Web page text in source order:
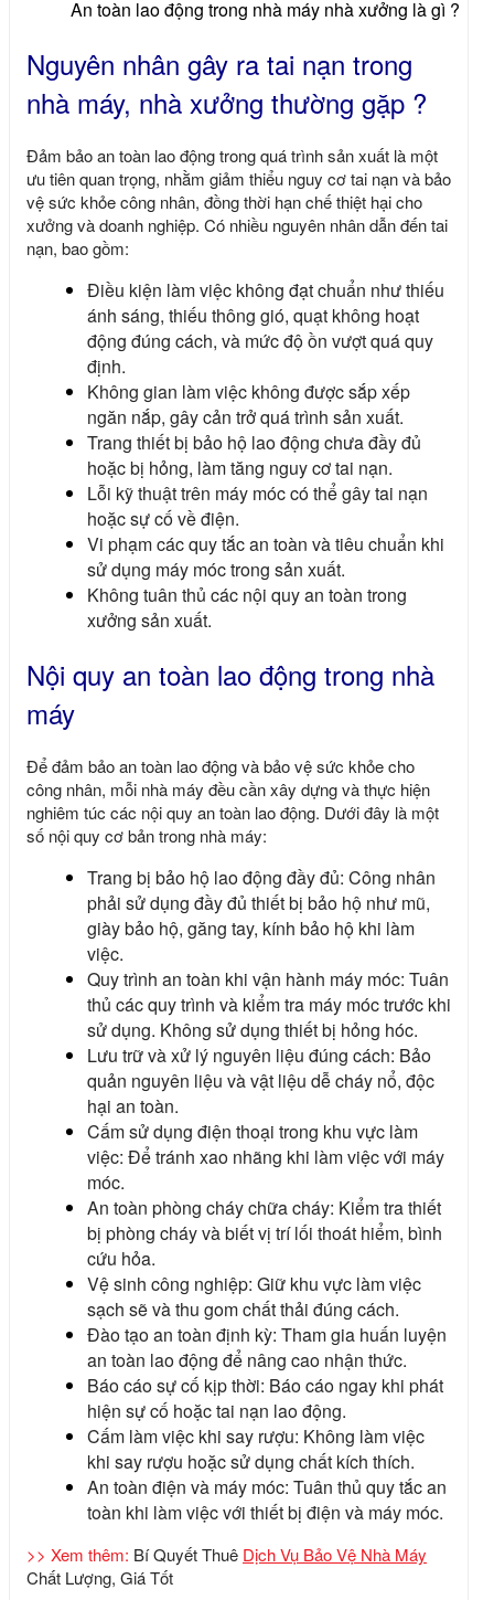
An toàn lao động trong nhà máy nhà xưởng là gì ?
Nguyên nhân gây ra tai nạn trong
nhà máy, nhà xưởng thường gặp ?
Đảm bảo an toàn lao động trong quá trình sản xuất là một
ưu tiên quan trọng, nhằm giảm thiểu nguy cơ tai nạn và bảo
vệ sức khỏe công nhân, đồng thời hạn chế thiệt hại cho
xưởng và doanh nghiệp. Có nhiều nguyên nhân dẫn đến tai
nạn, bao gồm:
Điều kiện làm việc không đạt chuẩn như thiếu
ánh sáng, thiếu thông gió, quạt không hoạt
động đúng cách, và mức độ ồn vượt quá quy
định.
Không gian làm việc không được sắp xếp
ngăn nắp, gây cản trở quá trình sản xuất.
Trang thiết bị bảo hộ lao động chưa đầy đủ
hoặc bị hỏng, làm tăng nguy cơ tai nạn.
Lỗi kỹ thuật trên máy móc có thể gây tai nạn
hoặc sự cố về điện.
Vi phạm các quy tắc an toàn và tiêu chuẩn khi
sử dụng máy móc trong sản xuất.
Không tuân thủ các nội quy an toàn trong
xưởng sản xuất.
Nội quy an toàn lao động trong nhà
máy
Để đảm bảo an toàn lao động và bảo vệ sức khỏe cho
công nhân, mỗi nhà máy đều cần xây dựng và thực hiện
nghiêm túc các nội quy an toàn lao động. Dưới đây là một
số nội quy cơ bản trong nhà máy:
Trang bị bảo hộ lao động đầy đủ: Công nhân
phải sử dụng đầy đủ thiết bị bảo hộ như mũ,
giày bảo hộ, găng tay, kính bảo hộ khi làm
việc.
Quy trình an toàn khi vận hành máy móc: Tuân
thủ các quy trình và kiểm tra máy móc trước khi
sử dụng. Không sử dụng thiết bị hỏng hóc.
Lưu trữ và xử lý nguyên liệu đúng cách: Bảo
quản nguyên liệu và vật liệu dễ cháy nổ, độc
hại an toàn.
Cấm sử dụng điện thoại trong khu vực làm
việc: Để tránh xao nhãng khi làm việc với máy
móc.
An toàn phòng cháy chữa cháy: Kiểm tra thiết
bị phòng cháy và biết vị trí lối thoát hiểm, bình
cứu hỏa.
Vệ sinh công nghiệp: Giữ khu vực làm việc
sạch sẽ và thu gom chất thải đúng cách.
Đào tạo an toàn định kỳ: Tham gia huấn luyện
an toàn lao động để nâng cao nhận thức.
Báo cáo sự cố kịp thời: Báo cáo ngay khi phát
hiện sự cố hoặc tai nạn lao động.
Cấm làm việc khi say rượu: Không làm việc
khi say rượu hoặc sử dụng chất kích thích.
An toàn điện và máy móc: Tuân thủ quy tắc an
toàn khi làm việc với thiết bị điện và máy móc.
>> Xem thêm: Bí Quyết Thuê Dịch Vụ Bảo Vệ Nhà Máy
Chất Lượng, Giá Tốt